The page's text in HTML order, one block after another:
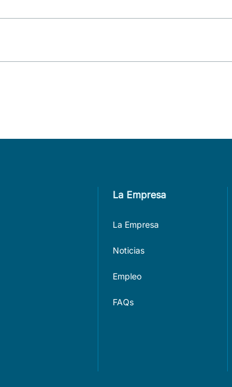
La Empresa
La Empresa
Noticias
Empleo
FAQs